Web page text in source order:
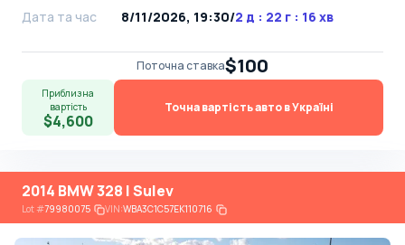
Дата та час
8/11/2026, 19:30/2 д : 22 г : 16 хв
Поточна ставка$100
Приблизна
вартість
$4,600
Точна вартість авто в Україні
2014 BMW 328 I Sulev
Lot#79980075 VIN:WBA3C1C57EK110716